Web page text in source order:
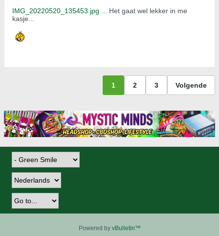
IMG_20220520_135453.jpg ... Het gaat wel lekker in me
kasje...
1 2 3 Volgende
Powered by vBulletin™